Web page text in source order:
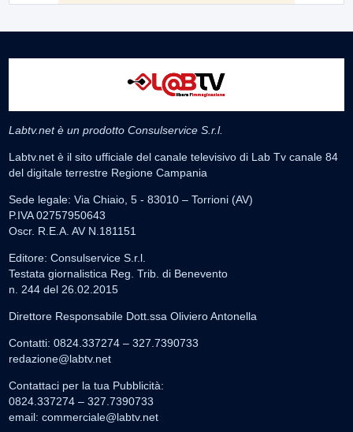
Labtv.net è un prodotto Consulservice S.r.l.
Labtv.net è il sito ufficiale del canale televisivo di Lab Tv canale 84
del digitale terrestre Regione Campania
Sede legale: Via Chiaio, 5 - 83010 – Torrioni (AV)
P.IVA 02757950643
Oscr. R.E.A. AV N.181151
Editore: Consulservice S.r.l.
Testata giornalistica Reg. Trib. di Benevento
n. 244 del 26.02.2015
Direttore Responsabile Dott.ssa Oliviero Antonella
Contatti: 0824.337274 – 327.7390733
redazione@labtv.net
Contattaci per la tua Pubblicità:
0824.337274 – 327.7390733
email: commerciale@labtv.net